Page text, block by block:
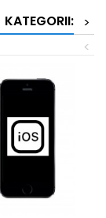
>
<